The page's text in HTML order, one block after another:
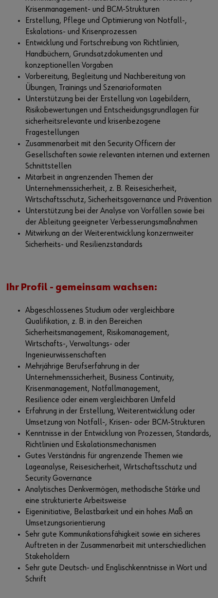
Krisenmanagement- und BCM-Strukturen
Erstellung, Pflege und Optimierung von Notfall-,
Eskalations- und Krisenprozessen
Entwicklung und Fortschreibung von Richtlinien,
Handbüchern, Grundsatzdokumenten und
konzeptionellen Vorgaben
Vorbereitung, Begleitung und Nachbereitung von
Übungen, Trainings und Szenarioformaten
Unterstützung bei der Erstellung von Lagebildern,
Risikobewertungen und Entscheidungsgrundlagen für
sicherheitsrelevante und krisenbezogene
Fragestellungen
Zusammenarbeit mit den Security Officern der
Gesellschaften sowie relevanten internen und externen
Schnittstellen
Mitarbeit in angrenzenden Themen der
Unternehmenssicherheit, z. B. Reisesicherheit,
Wirtschaftsschutz, Sicherheitsgovernance und Prävention
Unterstützung bei der Analyse von Vorfällen sowie bei
der Ableitung geeigneter Verbesserungsmaßnahmen
Mitwirkung an der Weiterentwicklung konzernweiter
Sicherheits- und Resilienzstandards
Ihr Profil - gemeinsam wachsen:
Abgeschlossenes Studium oder vergleichbare
Qualifikation, z. B. in den Bereichen
Sicherheitsmanagement, Risikomanagement,
Wirtschafts-, Verwaltungs- oder
Ingenieurwissenschaften
Mehrjährige Berufserfahrung in der
Unternehmenssicherheit, Business Continuity,
Krisenmanagement, Notfallmanagement,
Resilience oder einem vergleichbaren Umfeld
Erfahrung in der Erstellung, Weiterentwicklung oder
Umsetzung von Notfall-, Krisen- oder BCM-Strukturen
Kenntnisse in der Entwicklung von Prozessen, Standards,
Richtlinien und Eskalationsmechanismen
Gutes Verständnis für angrenzende Themen wie
Lageanalyse, Reisesicherheit, Wirtschaftsschutz und
Security Governance
Analytisches Denkvermögen, methodische Stärke und
eine strukturierte Arbeitsweise
Eigeninitiative, Belastbarkeit und ein hohes Maß an
Umsetzungsorientierung
Sehr gute Kommunikationsfähigkeit sowie ein sicheres
Auftreten in der Zusammenarbeit mit unterschiedlichen
Stakeholdern
Sehr gute Deutsch- und Englischkenntnisse in Wort und
Schrift